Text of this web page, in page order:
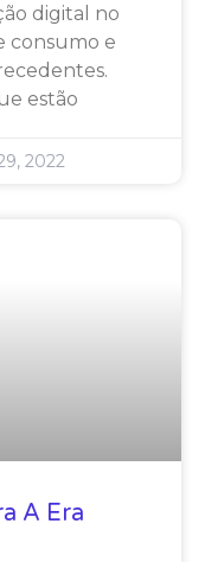
digital no
consumo e
estão
2022
A Era